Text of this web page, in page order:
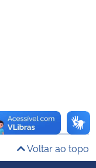
Voltar ao topo